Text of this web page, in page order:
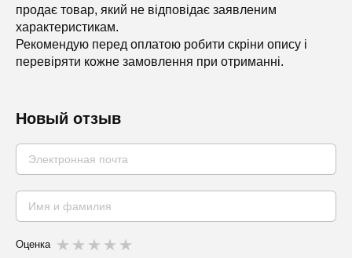
продає товар, який не відповідає заявленим
характеристикам.
Рекомендую перед оплатою робити скріни опису і
перевіряти кожне замовлення при отриманні.
Новый отзыв
Оценка